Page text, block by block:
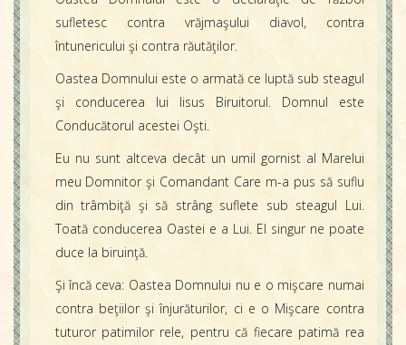
sufletesc contra vrăjmaşului diavol, contra
întunericului şi contra răutăţilor.
Oastea Domnului este o armată ce luptă sub steagul
şi conducerea lui Iisus Biruitorul. Domnul este
Conducătorul acestei Oşti.
Eu nu sunt altceva decât un umil gornist al Marelui
meu Domnitor şi Comandant Care m-a pus să suflu
din trâmbiţă şi să strâng suflete sub steagul Lui.
Toată conducerea Oastei e a Lui. El singur ne poate
duce la biruinţă.
Şi încă ceva: Oastea Domnului nu e o mişcare numai
contra beţiilor şi înjurăturilor, ci e o Mişcare contra
tuturor patimilor rele, pentru că fiecare patimă rea